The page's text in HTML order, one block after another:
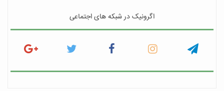
اگرونیک در شبکه های اجتماعی